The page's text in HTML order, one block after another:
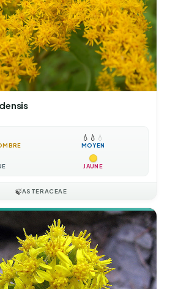
💧 💧 💧
MOYEN
JAUNE
🍃ASTERACEAE